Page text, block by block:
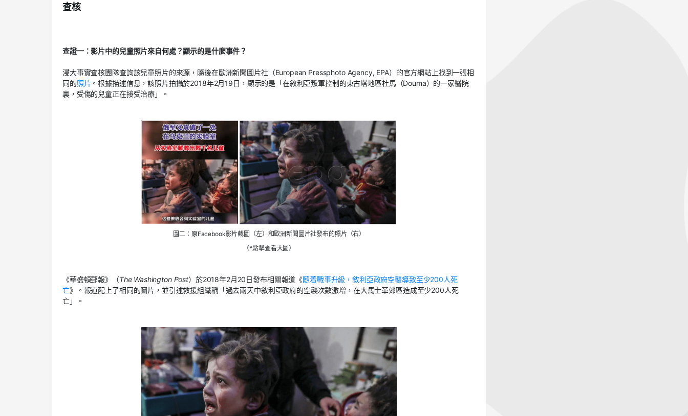
查核
查證一：影片中的兒童照片來自何處？顯示的是什麼事件？
浸大事實查核團隊查詢該兒童照片的來源，隨後在歐洲新聞圖片社（European Pressphoto Agency, EPA）的官方網站上找到一張相
同的照片 。根據描述信息，該照片拍攝於2018年2月19日，顯示的是「在敘利亞叛軍控制的東古塔地區杜馬（Douma）的一家醫院
裏，受傷的兒童正在接受治療」。
圖二：原Facebook影片截圖（左）和歐洲新聞圖片社發布的照片（右）
（*點擊查看大圖）
《華盛頓郵報》（The Washington Post）於2018年2月20日發布相關報道《隨着戰事升級，敘利亞政府空襲導致至少200人死
亡》。報道配上了相同的圖片，並引述救援組織稱「過去兩天中敘利亞政府的空襲次數激增，在大馬士革郊區造成至少200人死
亡」。